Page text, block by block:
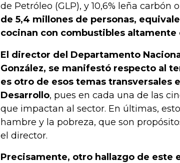
de Petróleo (GLP), y 10,6% leña carbón
de 5,4 millones de personas,
cocinan con combustibles
El director del Departamento
González, se manifestó respecto al
es otro de esos temas transversales
Desarrollo, pues en cada una de las
que impactan al sector. En últimas,
hambre y la pobreza, que son
el director.
Precisamente, otro hallazgo de este